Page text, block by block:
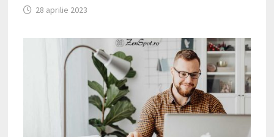
28 aprilie 2023